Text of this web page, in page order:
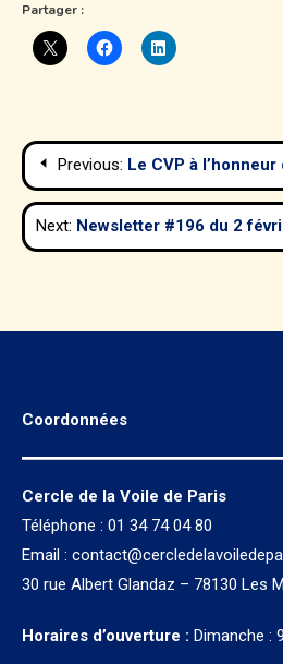
Partager :
Navigation
de
l’article
Previous: Le CVP à
Next: Newsletter #196 du 2
Coordonnées
Cercle de la Voile de Paris
Téléphone : 01 34 74 04 80
Email :
30 rue Albert Glandaz – 78130 Les
Horaires d’ouverture : Dimanche :